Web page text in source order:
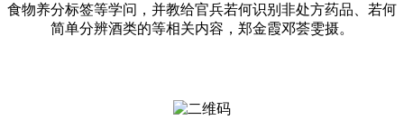
食物养分标签等学问，并教给官兵若何识别非处方药品、若何
简单分辨酒类的等相关内容，郑金霞邓荟雯摄。